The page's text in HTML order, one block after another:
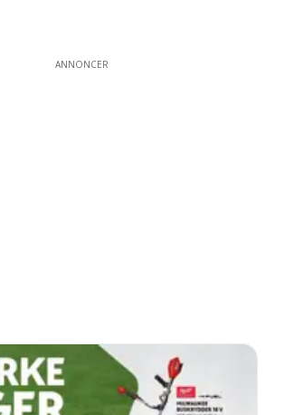
ANNONCER